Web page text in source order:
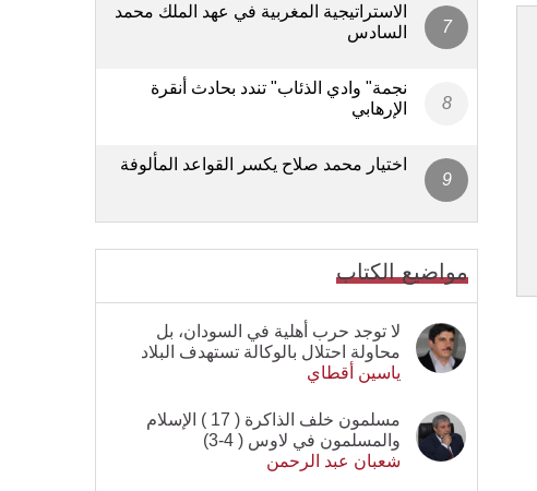
الاستراتيجية المغربية في عهد الملك محمد
السادس
نجمة" وادي الذئاب" تندد بحادث أنقرة
الإرهابي
اختيار محمد صلاح يكسر القواعد المألوفة
مواضيع الكتاب
لا توجد حرب أهلية في السودان، بل
محاولة احتلال بالوكالة تستهدف البلاد
ياسين أقطاي
مسلمون خلف الذاكرة ( 17 ) الإسلام
والمسلمون في لاوس ( 4-3)
شعبان عبد الرحمن